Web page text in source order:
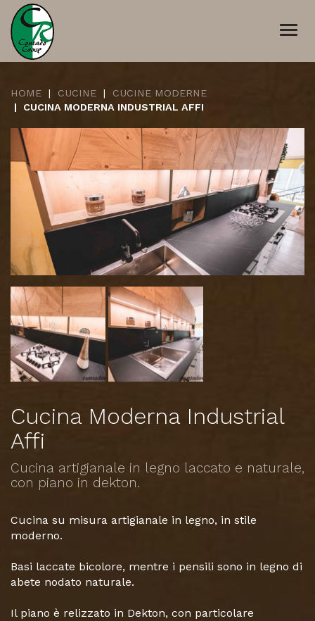
HOME CUCINE
CUCINE MODERNE
CUCINA MODERNA INDUSTRIAL AFFI
Cucina Moderna Industrial
Affi
Cucina artigianale in legno laccato e naturale,
con piano in dekton.
Cucina su misura artigianale in legno, in stile
moderno.
Basi laccate bicolore, mentre i pensili sono in legno di
abete nodato naturale.
Il piano è relizzato in Dekton, con particolare